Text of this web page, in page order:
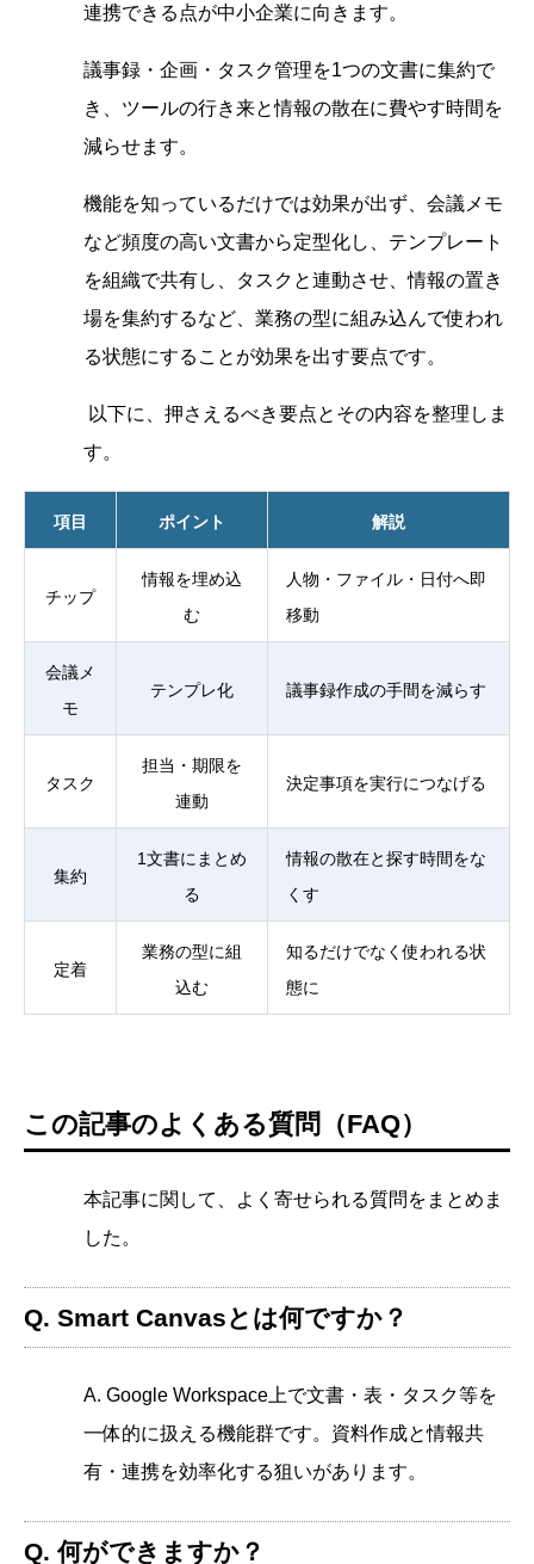
連携できる点が中小企業に向きます。
議事録・企画・タスク管理を1つの文書に集約で
き、ツールの行き来と情報の散在に費やす時間を
減らせます。
機能を知っているだけでは効果が出ず、会議メモ
など頻度の高い文書から定型化し、テンプレート
を組織で共有し、タスクと連動させ、情報の置き
場を集約するなど、業務の型に組み込んで使われ
る状態にすることが効果を出す要点です。
以下に、押さえるべき要点とその内容を整理しま
す。
項目 ポイント 解説
チップ
情報を埋め込
む
人物・ファイル・日付へ即
移動
会議メ
モ
テンプレ化 議事録作成の手間を減らす
タスク
担当・期限を
連動
決定事項を実行につなげる
集約
1文書にまとめ
る
情報の散在と探す時間をな
くす
定着
業務の型に組
込む
知るだけでなく使われる状
態に
この記事のよくある質問（FAQ）
本記事に関して、よく寄せられる質問をまとめま
した。
Q. Smart Canvasとは何ですか？
A. Google Workspace上で文書・表・タスク等を
一体的に扱える機能群です。資料作成と情報共
有・連携を効率化する狙いがあります。
Q. 何ができますか？